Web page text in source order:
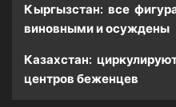
Кыргызстан: все
виновными и осуждены
Казахстан:
центров беженцев